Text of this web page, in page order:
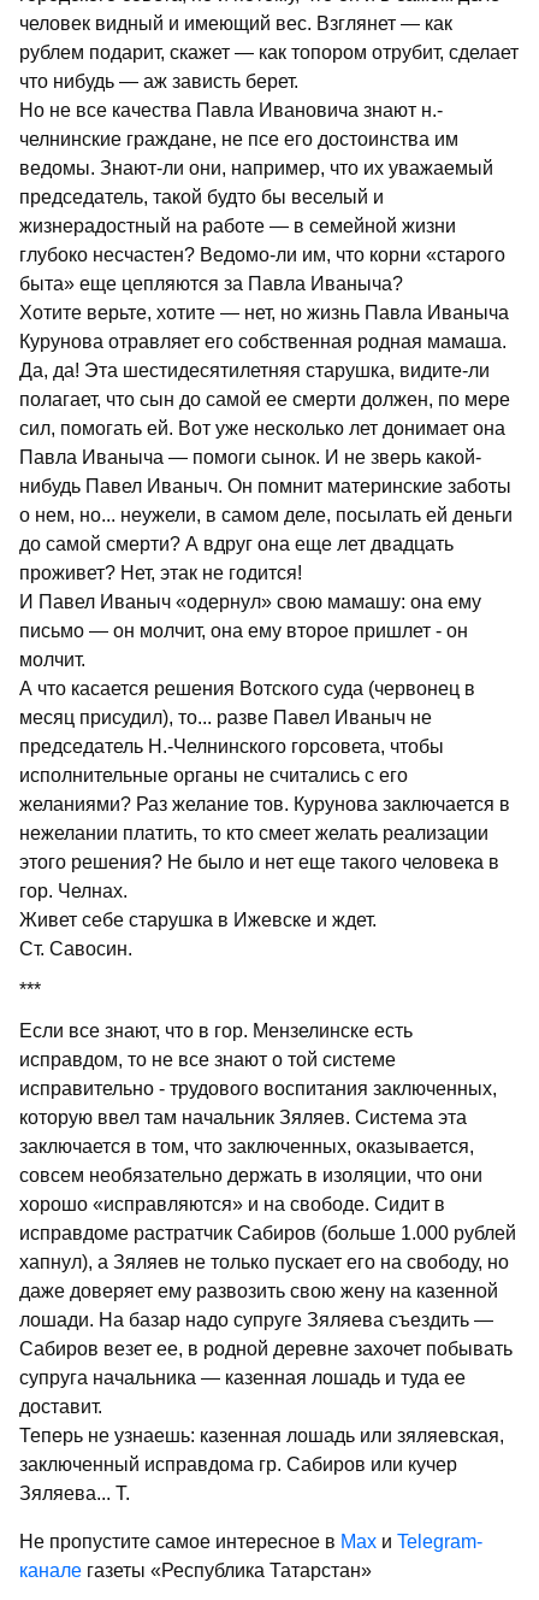
человек видный и имеющий вес. Взглянет — как
рублем подарит, скажет — как топором отрубит, сделает
что нибудь — аж зависть берет.
Но не все качества Павла Ивановича знают н.-
челнинские граждане, не псе его достоинства им
ведомы. Знают-ли они, например, что их уважаемый
председатель, такой будто бы веселый и
жизнерадостный на работе — в семейной жизни
глубоко несчастен? Ведомо-ли им, что корни «старого
быта» еще цепляются за Павла Иваныча?
Хотите верьте, хотите — нет, но жизнь Павла Иваныча
Курунова отравляет его собственная родная мамаша.
Да, да! Эта шестидесятилетняя старушка, видите-ли
полагает, что сын до самой ее смерти должен, по мере
сил, помогать ей. Вот уже несколько лет донимает она
Павла Иваныча — помоги сынок. И не зверь какой-
нибудь Павел Иваныч. Он помнит материнские заботы
о нем, но... неужели, в самом деле, посылать ей деньги
до самой смерти? А вдруг она еще лет двадцать
проживет? Нет, этак не годится!
И Павел Иваныч «одернул» свою мамашу: она ему
письмо — он молчит, она ему второе пришлет - он
молчит.
А что касается решения Вотского суда (червонец в
месяц присудил), то... разве Павел Иваныч не
председатель Н.-Челнинского горсовета, чтобы
исполнительные органы не считались с его
желаниями? Раз желание тов. Курунова заключается в
нежелании платить, то кто смеет желать реализации
этого решения? Не было и нет еще такого человека в
гор. Челнах.
Живет себе старушка в Ижевске и ждет.
Ст. Савосин.
***
Если все знают, что в гор. Мензелинске есть
исправдом, то не все знают о той системе
исправительно - трудового воспитания заключенных,
которую ввел там начальник Зяляев. Система эта
заключается в том, что заключенных, оказывается,
совсем необязательно держать в изоляции, что они
хорошо «исправляются» и на свободе. Сидит в
исправдоме растратчик Сабиров (больше 1.000 рублей
хапнул), а Зяляев не только пускает его на свободу, но
даже доверяет ему развозить свою жену на казенной
лошади. На базар надо супруге Зяляева съездить —
Сабиров везет ее, в родной деревне захочет побывать
супруга начальника — казенная лошадь и туда ее
доставит.
Теперь не узнаешь: казенная лошадь или зяляевская,
заключенный исправдома гр. Сабиров или кучер
Зяляева... Т.
Не пропустите самое интересное в Max и Telegram-
канале газеты «Республика Татарстан»